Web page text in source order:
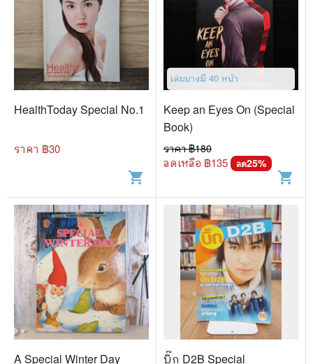
HealthToday Special No.1
ราคา ฿30
shopping_cart
เล่มบางมี 40 หน้า
Keep an Eyes On (Special
Book)
ราคา ฿180
ลดเหลือ ฿135 ลด25%
shopping_cart
A Special Winter Day บิ๊ก D2B Special